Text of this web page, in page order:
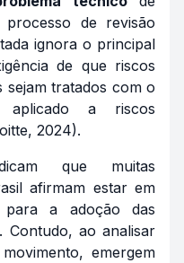
de revisão
ignora o principal
de que riscos
sejam tratados com o
aplicado a riscos
2024).
que muitas
afirmam estar em
para a adoção das
Contudo, ao analisar
emergem